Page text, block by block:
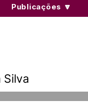
Publicações 🔽
Silva